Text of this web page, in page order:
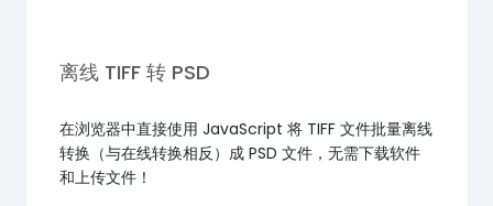
离线 TIFF 转 PSD
在浏览器中直接使用 JavaScript 将 TIFF 文件批量离线
转换（与在线转换相反）成 PSD 文件，无需下载软件
和上传文件！